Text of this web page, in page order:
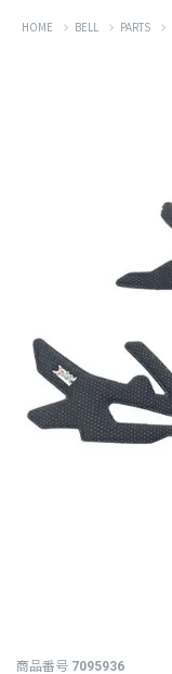
HOME BELL PARTS
商品番号 7095936